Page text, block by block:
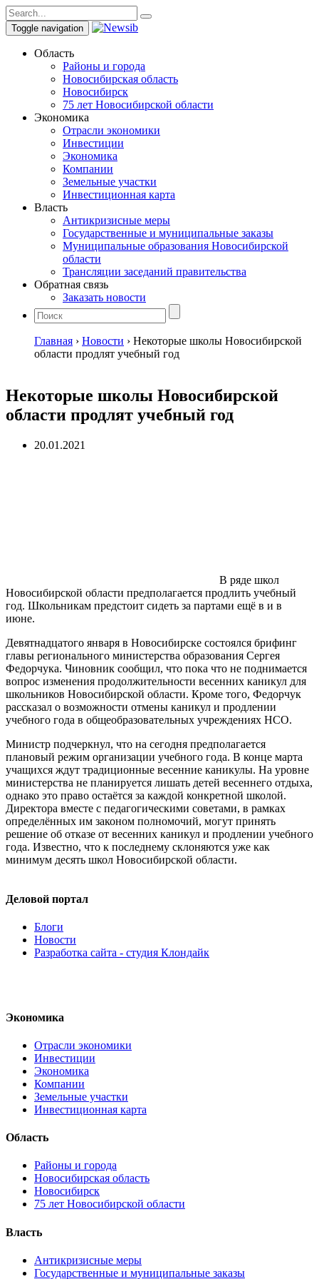
Toggle navigation
Область
Районы и города
Новосибирская область
Новосибирск
75 лет Новосибирской области
Экономика
Отрасли экономики
Инвестиции
Экономика
Компании
Земельные участки
Инвестиционная карта
Власть
Антикризисные меры
Государственные и муниципальные заказы
Муниципальные образования Новосибирской
области
Трансляции заседаний правительства
Обратная связь
Заказать новости
Главная › Новости › Некоторые школы Новосибирской
области продлят учебный год
Некоторые школы Новосибирской
области продлят учебный год
20.01.2021
В ряде школ
Новосибирской области предполагается продлить учебный
год. Школьникам предстоит сидеть за партами ещё в и в
июне.
Девятнадцатого января в Новосибирске состоялся брифинг
главы регионального министерства образования Сергея
Федорчука. Чиновник сообщил, что пока что не поднимается
вопрос изменения продолжительности весенних каникул для
школьников Новосибирской области. Кроме того, Федорчук
рассказал о возможности отмены каникул и продлении
учебного года в общеобразовательных учреждениях НСО.
Министр подчеркнул, что на сегодня предполагается
плановый режим организации учебного года. В конце марта
учащихся ждут традиционные весенние каникулы. На уровне
министерства не планируется лишать детей весеннего отдыха,
однако это право остаётся за каждой конкретной школой.
Директора вместе с педагогическими советами, в рамках
определённых им законом полномочий, могут принять
решение об отказе от весенних каникул и продлении учебного
года. Известно, что к последнему склоняются уже как
минимум десять школ Новосибирской области.
Деловой портал
Блоги
Новости
Разработка сайта - студия Клондайк
Экономика
Отрасли экономики
Инвестиции
Экономика
Компании
Земельные участки
Инвестиционная карта
Область
Районы и города
Новосибирская область
Новосибирск
75 лет Новосибирской области
Власть
Антикризисные меры
Государственные и муниципальные заказы